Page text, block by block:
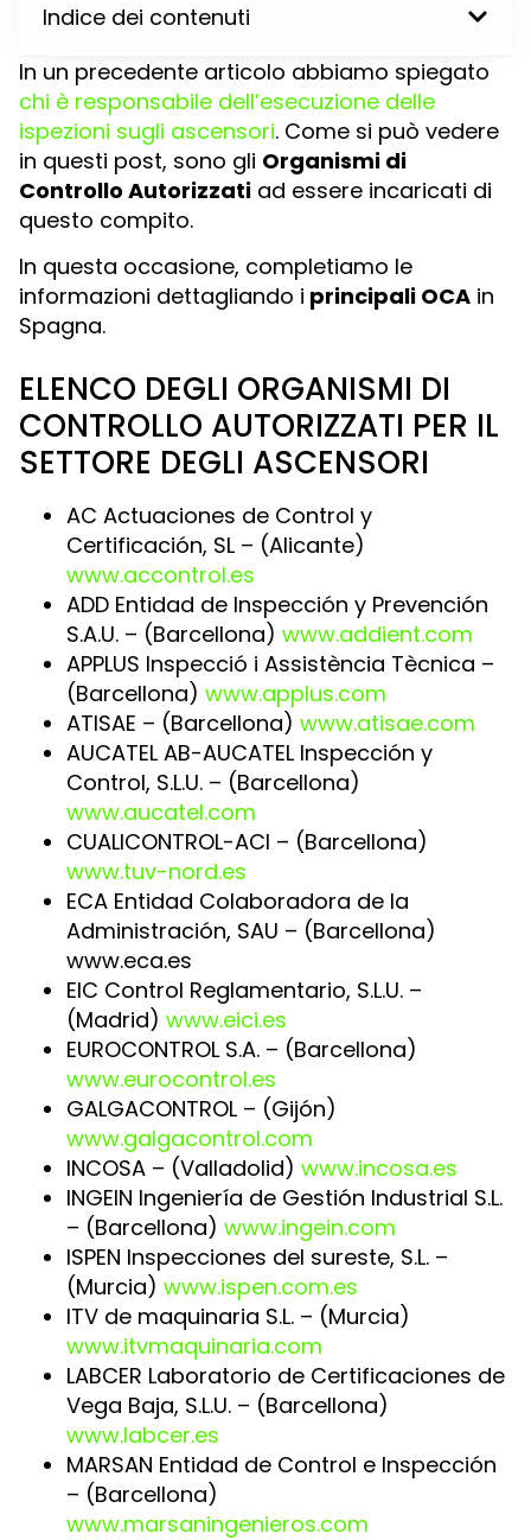
Indice dei contenuti
In un precedente articolo abbiamo spiegato
chi è responsabile dell’esecuzione delle
ispezioni sugli ascensori. Come si può vedere
in questi post, sono gli Organismi di
Controllo Autorizzati ad essere incaricati di
questo compito.
In questa occasione, completiamo le
informazioni dettagliando i principali OCA in
Spagna.
ELENCO DEGLI ORGANISMI DI
CONTROLLO AUTORIZZATI PER IL
SETTORE DEGLI ASCENSORI
AC Actuaciones de Control y
Certificación, SL – (Alicante)
www.accontrol.es
ADD Entidad de Inspección y Prevención
S.A.U. – (Barcellona) www.addient.com
APPLUS Inspecció i Assistència Tècnica –
(Barcellona) www.applus.com
ATISAE – (Barcellona) www.atisae.com
AUCATEL AB-AUCATEL Inspección y
Control, S.L.U. – (Barcellona)
www.aucatel.com
CUALICONTROL-ACI – (Barcellona)
www.tuv-nord.es
ECA Entidad Colaboradora de la
Administración, SAU – (Barcellona)
www.eca.es
EIC Control Reglamentario, S.L.U. –
(Madrid) www.eici.es
EUROCONTROL S.A. – (Barcellona)
www.eurocontrol.es
GALGACONTROL – (Gijón)
www.galgacontrol.com
INCOSA – (Valladolid) www.incosa.es
INGEIN Ingeniería de Gestión Industrial S.L.
– (Barcellona) www.ingein.com
ISPEN Inspecciones del sureste, S.L. –
(Murcia) www.ispen.com.es
ITV de maquinaria S.L. – (Murcia)
www.itvmaquinaria.com
LABCER Laboratorio de Certificaciones de
Vega Baja, S.L.U. – (Barcellona)
www.labcer.es
MARSAN Entidad de Control e Inspección
– (Barcellona)
www.marsaningenieros.com